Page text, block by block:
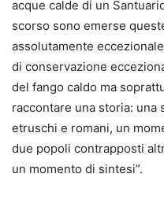
acque calde di un
scorso sono emerse
assolutamente
di conservazione
del fango caldo ma
raccontare una storia: una
etruschi e romani, un
due popoli contrapposti
un momento di sintesi”.